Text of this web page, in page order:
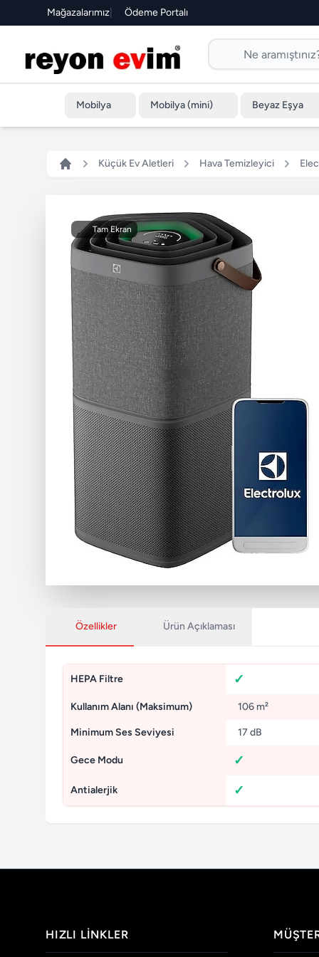
Mağazalarımız| Ödeme Portalı
Mobilya Mobilya (mini) Beyaz Eşya
Küçük Ev Aletleri Hava Temizleyici
Tam Ekran
Özellikler Ürün Açıklaması
HEPA Filtre
Kullanım Alanı (Maksimum) 106 m²
Minimum Ses Seviyesi 17 dB
Gece Modu
Antialerjik
HIZLI LINKLER